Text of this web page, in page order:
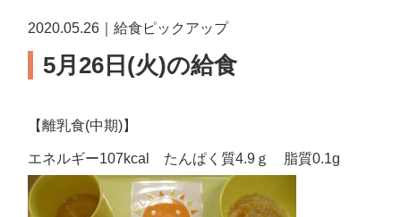
2020.05.26｜給食ピックアップ
5月26日(火)の給食
【離乳食(中期)】
エネルギー107kcal たんぱく質4.9ｇ 脂質0.1g